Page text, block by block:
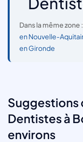
Dans la même zone :
en Nouvelle-
en Gironde
Suggestions
Dentistes à
environs